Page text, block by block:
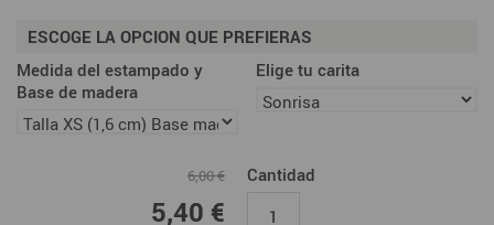
ESCOGE LA OPCION QUE PREFIERAS
Medida del estampado y
Base de madera
Elige tu carita
6,00 €
5,40 €
Cantidad